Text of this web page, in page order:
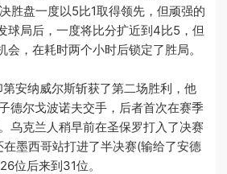
胜盘一度以5比1取得领先，但顽强的
球局后，一度将比分扩近到4比5，但
会，在耗时两个小时后锁定了胜局。
安纳威尔斯斩获了第二场胜利，他
德尔戈波诺夫交手，后者首次在赛季
乌克兰人稍早前在圣保罗打入了决赛
墨西哥站打进了半决赛(输给了安德
位后来到31位。